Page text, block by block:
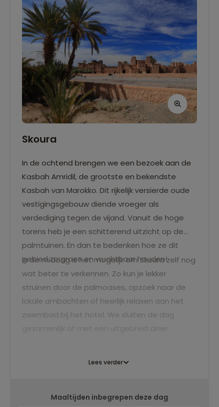
Skoura
In de ochtend brengen we een bezoek aan de
Kasbah Amridil, de grootste en bekendste
Kasbah van Marokko. Dit rijkelijk versierde oude
vestigingsgebouw diende vroeger als
verdediging tegen de vijand. Vanuit de hoge
torens heb je een schitterend uitzicht op de
palmtuinen. En dan te bedenken hoe ze dit
gebied zo groen en vruchtbaar houden!
In de middag is het mogelijk om Skoura zelf nog
wat beter te verkennen. Zo kun je lekker
struinen door de palmoases, opzoek naar de
lokale ambachten of heerlijk relaxen aan het
zwembad bij het hotel. We sluiten de dag
Lees verder
Maaltijden inbegrepen deze dag